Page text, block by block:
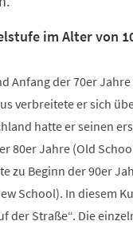
im Alter von
Anfang der 70er Jahre
verbreitete er sich
hatte er seinen
80er Jahre (Old
zu Beginn der 90er
School). In diesem
der Straße“. Die